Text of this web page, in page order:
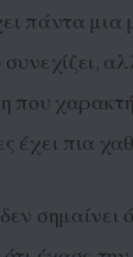
πάντα μια
που
έχει πια
σημαίνει